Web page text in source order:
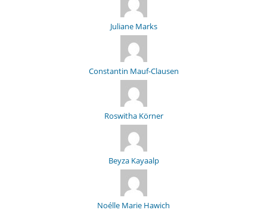
Juliane Marks
Constantin Mauf-Clausen
Roswitha Körner
Beyza Kayaalp
Noélle Marie Hawich